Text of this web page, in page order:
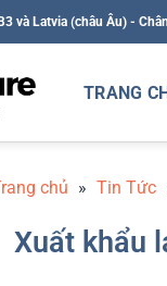
và Latvia (châu Âu) -
TRANG
chủ » Tin Tức
Xuất khẩu